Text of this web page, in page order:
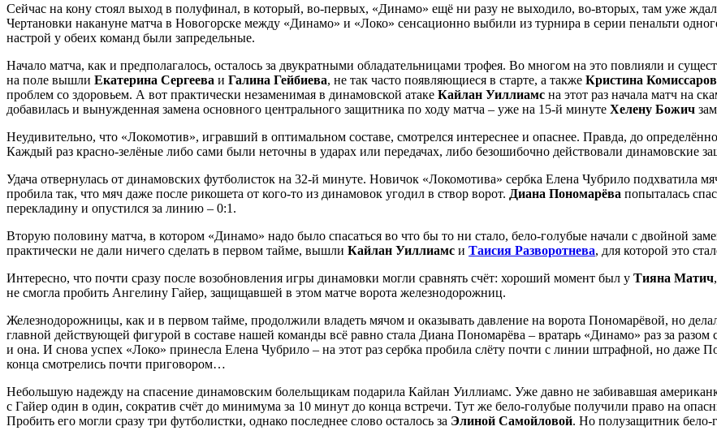
Сейчас на кону стоял выход в полуфинал, в который, во-первых, «Динамо» ещё ни разу не выходило, во-вторых, там уже
Чертановки накануне матча в Новогорске между «Динамо» и «Локо» сенсационно выбили из турнира в серии пенальти
настрой у обеих команд были запредельные.
Начало матча, как и предполагалось, осталось за двукратными обладательницами трофея. Во многом на это повлияли и
на поле вышли Екатерина Сергеева и Галина Гейбиева, не так часто появляющиеся в старте, а также Кристина
проблем со здоровьем. А вот практически незаменимая в динамовской атаке Кайлан Уиллиамс на этот раз начала матч на
добавилась и вынужденная замена основного центрального защитника по ходу матча – уже на 15-й минуте Хелену Божич
Неудивительно, что «Локомотив», игравший в оптимальном составе, смотрелся интереснее и опаснее. Правда, до
Каждый раз красно-зелёные либо сами были неточны в ударах или передачах, либо безошибочно действовали динамовские
Удача отвернулась от динамовских футболисток на 32-й минуте. Новичок «Локомотива» сербка Елена Чубрило подхватила
пробила так, что мяч даже после рикошета от кого-то из динамовок угодил в створ ворот. Диана Пономарёва попыталась
перекладину и опустился за линию – 0:1.
Вторую половину матча, в котором «Динамо» надо было спасаться во что бы то ни стало, бело-голубые начали с двойной
практически не дали ничего сделать в первом тайме, вышли Кайлан Уиллиамс и Таисия Разворотнева, для которой это
Интересно, что почти сразу после возобновления игры динамовки могли сравнять счёт: хороший момент был у Тияна Матич
не смогла пробить Ангелину Гайер, защищавшей в этом матче ворота железнодорожниц.
Железнодорожницы, как и в первом тайме, продолжили владеть мячом и оказывать давление на ворота Пономарёвой, но
главной действующей фигурой в составе нашей команды всё равно стала Диана Пономарёва – вратарь «Динамо» раз за разом
и она. И снова успех «Локо» принесла Елена Чубрило – на этот раз сербка пробила слёту почти с линии штрафной, но даже
конца смотрелись почти приговором…
Небольшую надежду на спасение динамовским болельщикам подарила Кайлан Уиллиамс. Уже давно не забивавшая
с Гайер один в один, сократив счёт до минимума за 10 минут до конца встречи. Тут же бело-голубые получили право на
Пробить его могли сразу три футболистки, однако последнее слово осталось за Элиной Самойловой. Но полузащитник бело-